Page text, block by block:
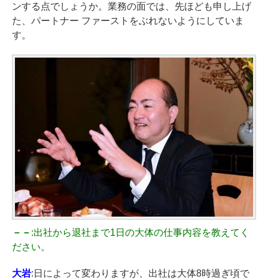
ンする点でしょうか。業務の面では、先ほども申し上げ
た、パートナー ファーストをぶれないようにしていま
す。
－－ :出社から退社まで1日の大体の仕事内容を教えてく
ださい。
大岩:日によって変わりますが、出社は大体8時過ぎ頃で